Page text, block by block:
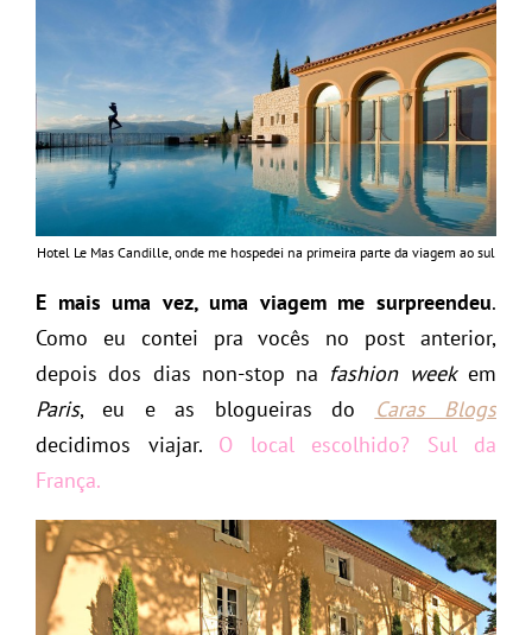
Hotel Le Mas Candille, onde me hospedei na primeira parte da viagem ao sul
E mais uma vez, uma viagem me surpreendeu.
Como eu contei pra vocês no post anterior,
depois dos dias non-stop na fashion weekem
Paris, eu e as blogueiras do
Caras Blogs
decidimos viajar. O local escolhido? Sul da
França.